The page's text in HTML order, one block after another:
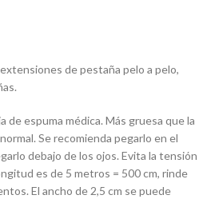
de pestaña pelo a pelo,
espuma médica. Más gruesa que la
Se recomienda pegarlo en el
debajo de los ojos. Evita la tensión
es de 5 metros = 500 cm, rinde
El ancho de 2,5 cm se puede